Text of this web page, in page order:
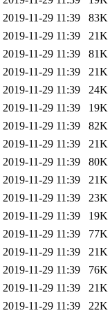
2019-11-29 11:39
83K
2019-11-29 11:39
21K
2019-11-29 11:39
81K
2019-11-29 11:39
21K
2019-11-29 11:39
24K
2019-11-29 11:39
19K
2019-11-29 11:39
82K
2019-11-29 11:39
21K
2019-11-29 11:39
80K
2019-11-29 11:39
21K
2019-11-29 11:39
23K
2019-11-29 11:39
19K
2019-11-29 11:39
77K
2019-11-29 11:39
21K
2019-11-29 11:39
76K
2019-11-29 11:39
21K
2019-11-29 11:39
22K